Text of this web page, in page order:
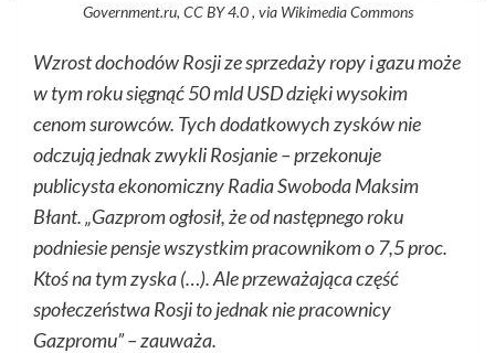
Government.ru, CC BY 4.0 , via Wikimedia Commons
Wzrost dochodów Rosji ze sprzedaży ropy i gazu może
w tym roku sięgnąć 50 mld USD dzięki wysokim
cenom surowców. Tych dodatkowych zysków nie
odczują jednak zwykli Rosjanie – przekonuje
publicysta ekonomiczny Radia Swoboda Maksim
Błant. „Gazprom ogłosił, że od następnego roku
podniesie pensje wszystkim pracownikom o 7,5 proc.
Ktoś na tym zyska (…). Ale przeważająca część
społeczeństwa Rosji to jednak nie pracownicy
Gazpromu” – zauważa.